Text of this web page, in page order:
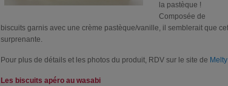
la pastèque !
Composée de
biscuits garnis avec une crème pastèque/vanille, il semblerait que
surprenante.
Pour plus de détails et les photos du produit, RDV sur le site de
Les biscuits apéro au wasabi